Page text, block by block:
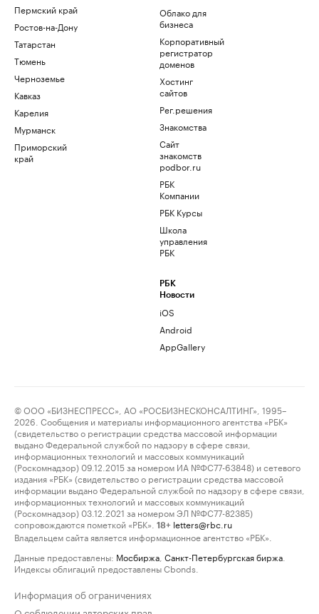
Пермский край
Ростов-на-Дону
Татарстан
Тюмень
Черноземье
Кавказ
Карелия
Мурманск
Приморский
край
Облако для
бизнеса
Корпоративный
регистратор
доменов
Хостинг
сайтов
Рег.решения
Знакомства
Сайт
знакомств
podbor.ru
РБК
Компании
РБК Курсы
Школа
управления
РБК
РБК
Новости
iOS
Android
AppGallery
© ООО «БИЗНЕСПРЕСС», АО «РОСБИЗНЕСКОНСАЛТИНГ», 1995–
2026. Сообщения и материалы информационного агентства «РБК»
(свидетельство о регистрации средства массовой информации
выдано Федеральной службой по надзору в сфере связи,
информационных технологий и массовых коммуникаций
(Роскомнадзор) 09.12.2015 за номером ИА №ФС77-63848) и сетевого
издания «РБК» (свидетельство о регистрации средства массовой
информации выдано Федеральной службой по надзору в сфере связи,
информационных технологий и массовых коммуникаций
(Роскомнадзор) 03.12.2021 за номером ЭЛ №ФС77-82385)
сопровождаются пометкой «РБК».
18+ letters@rbc.ru
Владельцем сайта является информационное агентство «РБК».
Данные предоставлены: Мосбиржа Санкт-Петербургская биржа
Индексы облигаций предоставлены Cbonds.
Информация об ограничениях